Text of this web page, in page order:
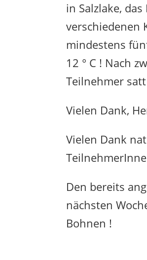
in Salzlake,
verschiedenen
mindestens
12 ° C ! Nach
Teilnehmer
Vielen Dank,
Vielen Dank
Den bereits
nächsten
Bohnen !